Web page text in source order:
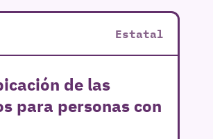
Estatal
de las
para personas con